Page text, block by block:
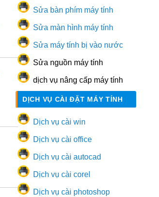
Sửa bàn phím máy tính
Sửa màn hình máy tính
Sửa máy tính bị vào nước
Sửa nguồn máy tính
dịch vụ nâng cấp máy tính
DỊCH VỤ CÀI ĐẶT MÁY TÍNH
Dịch vụ cài win
Dịch vụ cài office
Dịch vụ cài autocad
Dịch vụ cài corel
Dịch vụ cài photoshop